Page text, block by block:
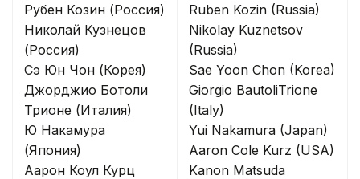
Рубен Козин (Россия)
Николай Кузнецов
(Россия)
Сэ Юн Чон (Корея)
Джорджио Ботоли
Трионе (Италия)
Ю Накамура
(Япония)
Аарон Коул Курц
Ruben Kozin (Russia)
Nikolay Kuznetsov
(Russia)
Sae Yoon Chon (Korea)
Giorgio BautoliTrione
(Italy)
Yui Nakamura (Japan)
Aaron Cole Kurz (USA)
Kanon Matsuda